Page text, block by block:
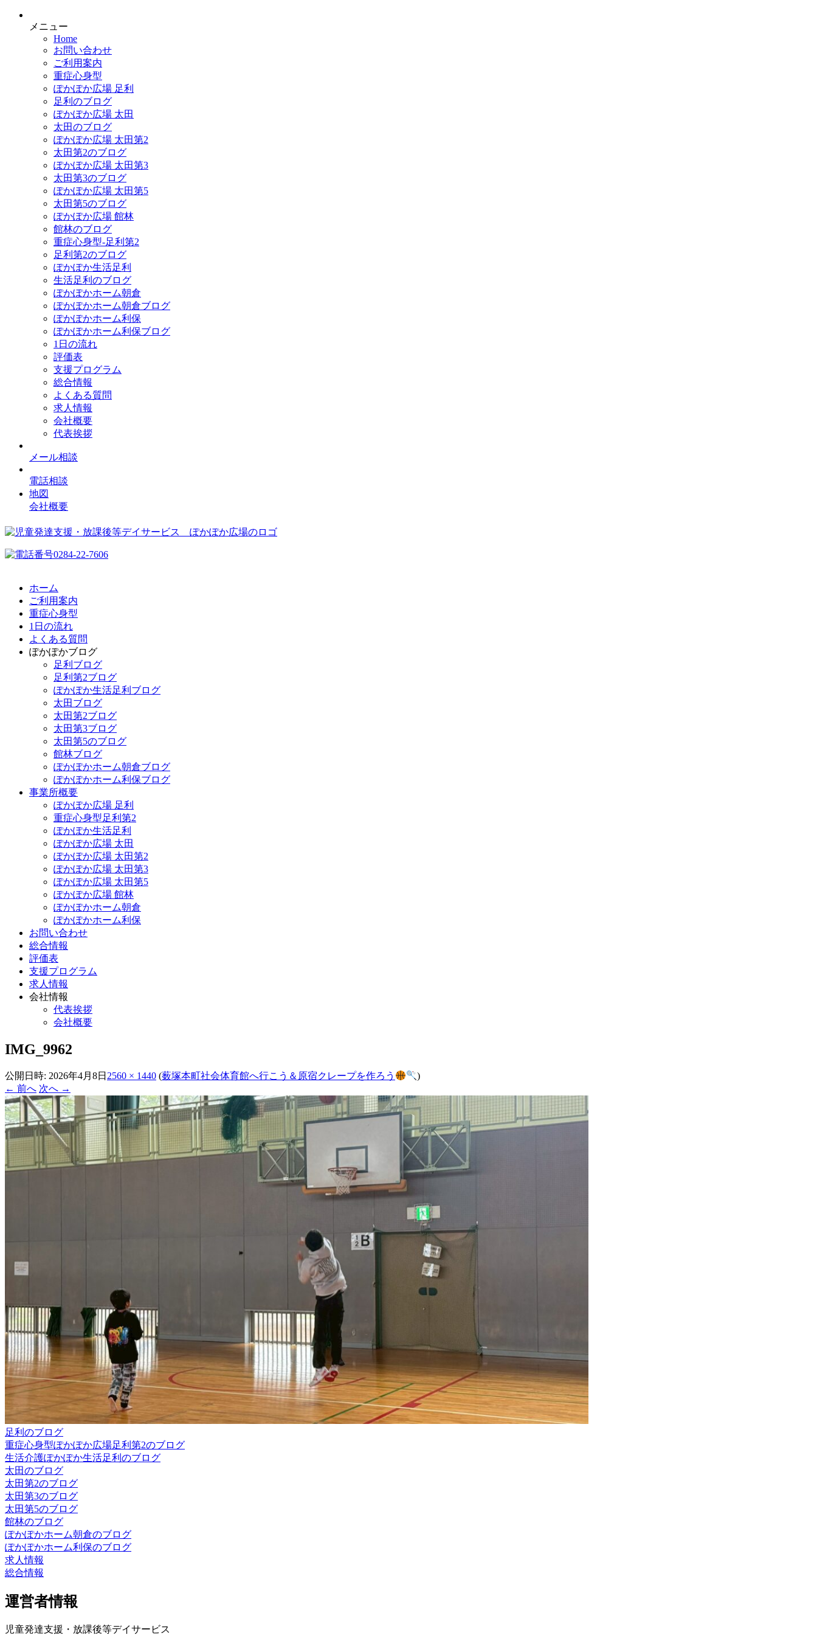
メニュー
Home
お問い合わせ
ご利用案内
重症心身型
ぽかぽか広場 足利
足利のブログ
ぽかぽか広場 太田
太田のブログ
ぽかぽか広場 太田第2
太田第2のブログ
ぽかぽか広場 太田第3
太田第3のブログ
ぽかぽか広場 太田第5
太田第5のブログ
ぽかぽか広場 館林
館林のブログ
重症心身型-足利第2
足利第2のブログ
ぽかぽか生活足利
生活足利のブログ
ぽかぽかホーム朝倉
ぽかぽかホーム朝倉ブログ
ぽかぽかホーム利保
ぽかぽかホーム利保ブログ
1日の流れ
評価表
支援プログラム
総合情報
よくある質問
求人情報
会社概要
代表挨拶
メール相談
電話相談
地図
会社概要
ホーム
ご利用案内
重症心身型
1日の流れ
よくある質問
ぽかぽかブログ
足利ブログ
足利第2ブログ
ぽかぽか生活足利ブログ
太田ブログ
太田第2ブログ
太田第3ブログ
太田第5のブログ
館林ブログ
ぽかぽかホーム朝倉ブログ
ぽかぽかホーム利保ブログ
事業所概要
ぽかぽか広場 足利
重症心身型足利第2
ぽかぽか生活足利
ぽかぽか広場 太田
ぽかぽか広場 太田第2
ぽかぽか広場 太田第3
ぽかぽか広場 太田第5
ぽかぽか広場 館林
ぽかぽかホーム朝倉
ぽかぽかホーム利保
お問い合わせ
総合情報
評価表
支援プログラム
求人情報
会社情報
代表挨拶
会社概要
IMG_9962
公開日時: 2026年4月8日 2560 × 1440 (薮塚本町社会体育館へ行こう＆原宿クレープを作ろう
)
← 前へ 次へ →
足利のブログ
重症心身型ぽかぽか広場足利第2のブログ
生活介護ぽかぽか生活足利のブログ
太田のブログ
太田第2のブログ
太田第3のブログ
太田第5のブログ
館林のブログ
ぽかぽかホーム朝倉のブログ
ぽかぽかホーム利保のブログ
求人情報
総合情報
運営者情報
児童発達支援・放課後等デイサービス